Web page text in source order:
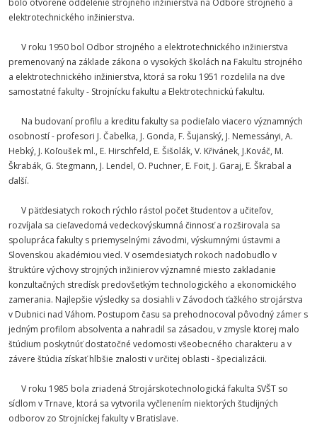
bolo otvorené oddelenie strojného inžinierstva na Odbore strojného a
elektrotechnického inžinierstva.
V roku 1950 bol Odbor strojného a elektrotechnického inžinierstva
premenovaný na základe zákona o vysokých školách na Fakultu strojného
a elektrotechnického inžinierstva, ktorá sa roku 1951 rozdelila na dve
samostatné fakulty - Strojnícku fakultu a Elektrotechnickú fakultu.
Na budovaní profilu a kreditu fakulty sa podieľalo viacero významných
osobností - profesori J. Čabelka, J. Gonda, F. Šujanský, J. Nemessányi, A.
Hebký, J. Koľoušek ml., E. Hirschfeld, E. Šišolák, V. Křivánek, J.Kováč, M.
Škrabák, G. Stegmann, J. Lendel, O. Puchner, E. Foit, J. Garaj, E. Škrabal a
ďalší.
V päťdesiatych rokoch rýchlo rástol počet študentov a učiteľov,
rozvíjala sa cieľavedomá vedeckovýskumná činnosť a rozširovala sa
spolupráca fakulty s priemyselnými závodmi, výskumnými ústavmi a
Slovenskou akadémiou vied. V osemdesiatych rokoch nadobudlo v
štruktúre výchovy strojných inžinierov významné miesto zakladanie
konzultačných stredísk predovšetkým technologického a ekonomického
zamerania. Najlepšie výsledky sa dosiahli v Závodoch ťažkého strojárstva
v Dubnici nad Váhom. Postupom času sa prehodnocoval pôvodný zámer s
jedným profilom absolventa a nahradil sa zásadou, v zmysle ktorej malo
štúdium poskytnúť dostatočné vedomosti všeobecného charakteru a v
závere štúdia získať hlbšie znalosti v určitej oblasti - špecializácii.
V roku 1985 bola zriadená Strojárskotechnologická fakulta SVŠT so
sídlom v Trnave, ktorá sa vytvorila vyčlenením niektorých študijných
odborov zo Strojníckej fakulty v Bratislave.